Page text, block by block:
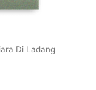
Di Ladang